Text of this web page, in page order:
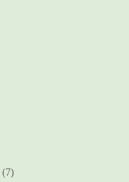
(7)